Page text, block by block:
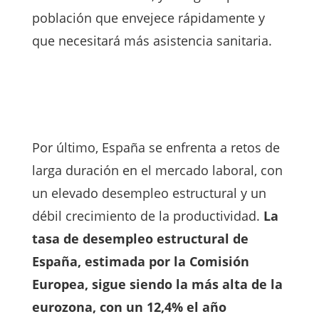
población que envejece rápidamente y
que necesitará más asistencia sanitaria.
Por último, España se enfrenta a retos de
larga duración en el mercado laboral, con
un elevado desempleo estructural y un
débil crecimiento de la productividad. La
tasa de desempleo estructural de
España, estimada por la Comisión
Europea, sigue siendo la más alta de la
eurozona, con un 12,4% el año